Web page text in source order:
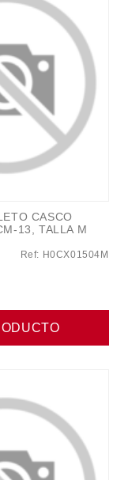
CASCO
13, TALLA M
Ref: H0CX01504M